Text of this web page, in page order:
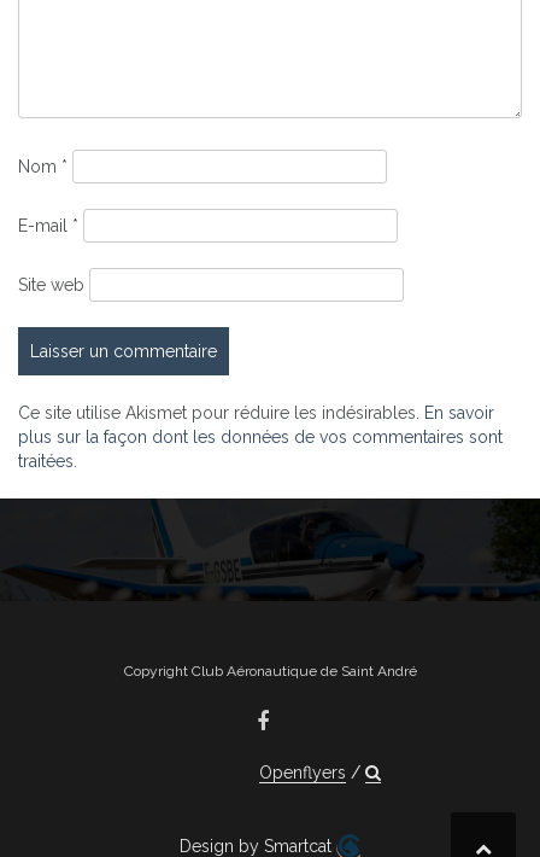
Nom *
E-mail *
Site web
Ce site utilise Akismet pour réduire les indésirables. En savoir
plus sur la façon dont les données de vos commentaires sont
traitées
Copyright Club Aéronautique de Saint André
Openflyers
Design by Smartcat